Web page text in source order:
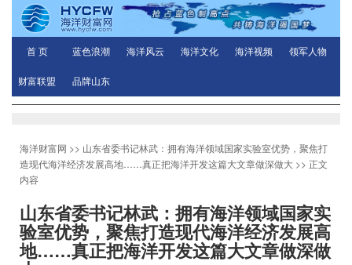
首 页 蓝色浪潮 海洋风云 海洋文化 海洋视频 领军人物
财富联盟 品牌山东
海洋财富网 >> 山东省委书记林武：拥有海洋领域国家实验室优势，聚焦打
造现代海洋经济发展高地……真正把海洋开发这篇大文章做深做大 >> 正文
内容
山东省委书记林武：拥有海洋领域国家实
验室优势，聚焦打造现代海洋经济发展高
地……真正把海洋开发这篇大文章做深做